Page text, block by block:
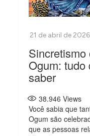
Ogum: tudo
saber
38.946 Views
Você sabia que
Ogum são
que as pessoas